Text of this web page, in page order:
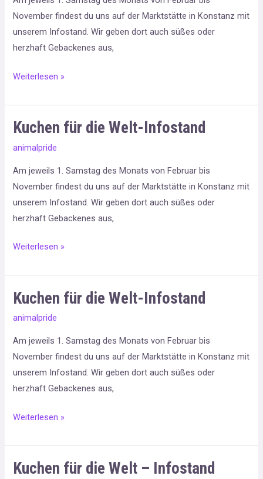
November findest du uns auf der Marktstätte in Konstanz mit
unserem Infostand. Wir geben dort auch süßes oder
herzhaft Gebackenes aus,
Welt-
Infostand
Weiterlesen »
Kuchen für die Welt-Infostand
animalpride
Am jeweils 1. Samstag des Monats von Februar bis
November findest du uns auf der Marktstätte in Konstanz mit
unserem Infostand. Wir geben dort auch süßes oder
herzhaft Gebackenes aus,
Kuchen
Welt-
Infostand
Weiterlesen »
Kuchen für die Welt-Infostand
animalpride
Am jeweils 1. Samstag des Monats von Februar bis
November findest du uns auf der Marktstätte in Konstanz mit
unserem Infostand. Wir geben dort auch süßes oder
herzhaft Gebackenes aus,
Kuchen
Welt-
Infostand
Weiterlesen »
Kuchen für die Welt – Infostand
Kuchen